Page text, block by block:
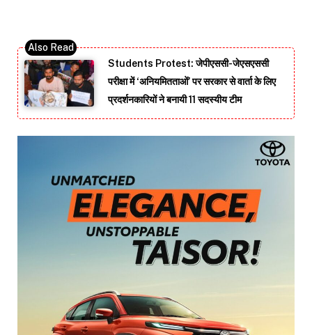
Students Protest: जेपीएससी-जेएसएससी
परीक्षा में ‘अनियमितताओं’ पर सरकार से वार्ता के लिए
प्रदर्शनकारियों ने बनायी 11 सदस्यीय टीम